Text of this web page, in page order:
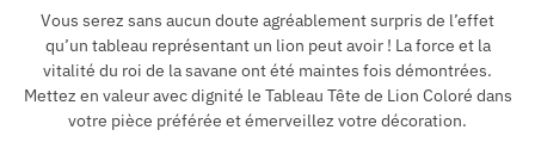
Vous serez sans aucun doute agréablement surpris de l’effet
qu’un tableau représentant un lion peut avoir ! La force et la
vitalité du roi de la savane ont été maintes fois démontrées.
Mettez en valeur avec dignité le Tableau Tête de Lion Coloré dans
votre pièce préférée et émerveillez votre décoration.